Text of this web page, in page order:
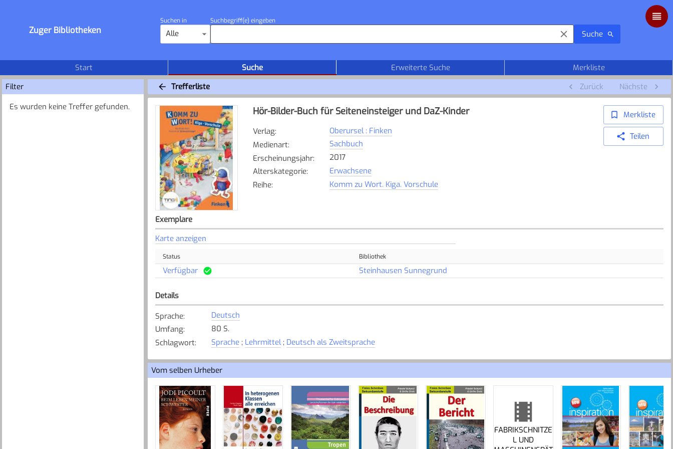
Zuger Bibliotheken
Suchen in
Alle
Suchbegriff(e) eingeben
Suche
Start Suche Erweiterte Suche
Merkliste
Filter
Es wurden keine Treffer gefunden.
Trefferliste Zurück Nächste
Hör-Bilder-Buch für Seiteneinsteiger und DaZ-Kinder
Verlag:
Oberursel : Finken
Medienart:
Sachbuch
Erscheinungsjahr:
2017
Alterskategorie:
Erwachsene
Reihe: Komm zu Wort. Kiga. Vorschule
Merkliste
Teilen
Exemplare
Karte anzeigen
Status Bibliothek
Verfügbar Steinhausen Sunnegrund
Details
Sprache:
Deutsch
Umfang:
80 S.
Schlagwort: Sprache; Lehrmittel; Deutsch als Zweitsprache
Vom selben Urheber
FABRIKSCHNITZE
L UND